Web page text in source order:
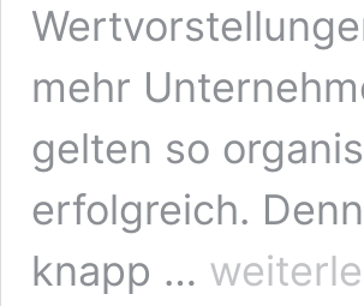
mehr
gelten so
erfolgreich.
knapp …
neue